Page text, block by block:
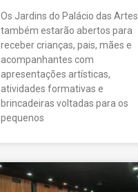
Os Jardins do Palácio das Artes
também estarão abertos para
receber crianças, pais, mães e
acompanhantes com
apresentações artísticas,
atividades formativas e
brincadeiras voltadas para os
pequenos